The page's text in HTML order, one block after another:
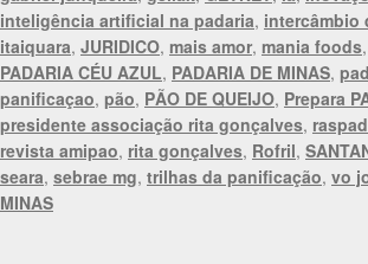
inteligência artificial na padaria, intercâmbio
itaiquara, JURIDICO, mais amor, mania foods,
PADARIA CÉU AZUL, PADARIA DE MINAS,
panificaçao, pão, PÃO DE QUEIJO, Prepara
presidente associação rita gonçalves,
revista amipao, rita gonçalves, Rofril,
seara, sebrae mg, trilhas da panificação, vo
MINAS